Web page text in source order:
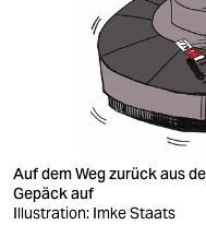
wahrheit
verlag
Auf dem Weg zurück aus
Gepäck auf
Illustration: Imke Staats